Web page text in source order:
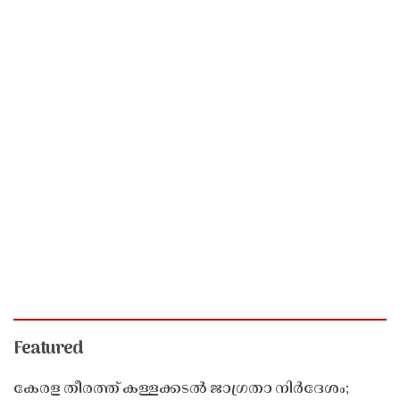
Featured
കേരള തീരത്ത് കള്ളക്കടൽ ജാഗ്രതാ നിർദേശം;